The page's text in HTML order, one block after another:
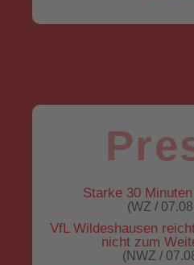
Starke 30
(WZ /
VfL Wildeshausen
nicht zum
(NWZ /